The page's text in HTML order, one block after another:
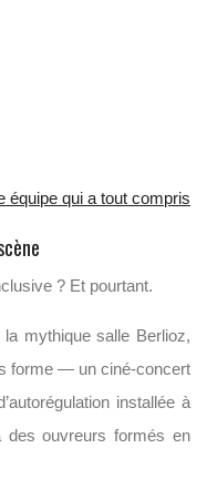
équipe qui a tout compris
? Et pourtant.
mythique salle Berlioz,
forme — un ciné-concert
installée à
ouvreurs formés en